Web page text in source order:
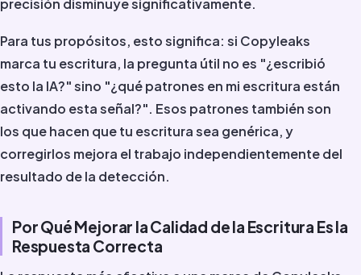
precisión disminuye significativamente.
Para tus propósitos, esto significa: si Copyleaks
marca tu escritura, la pregunta útil no es "¿escribió
esto la IA?" sino "¿qué patrones en mi escritura están
activando esta señal?". Esos patrones también son
los que hacen que tu escritura sea genérica, y
corregirlos mejora el trabajo independientemente del
resultado de la detección.
Por Qué Mejorar la Calidad de la Escritura Es la
Respuesta Correcta